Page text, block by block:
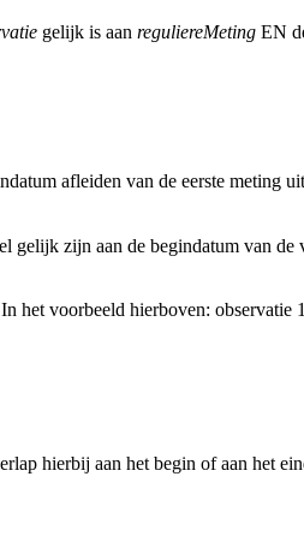
gelijk is aan reguliereMeting EN
afleiden van de eerste meting
gelijk zijn aan de begindatum van de
het voorbeeld hierboven: observatie
hierbij aan het begin of aan het